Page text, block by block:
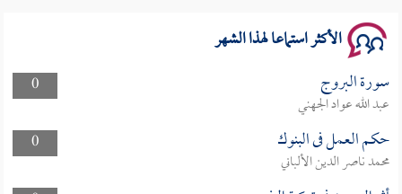
الأكثر استماعا لهذا الشهر
0 سورة البروج
عبد الله عواد الجهني
0
حكم العمل فى البنوك
محمد ناصر الدين الألباني